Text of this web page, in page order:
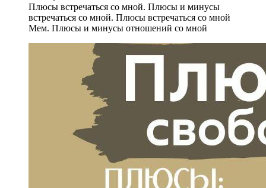
Плюсы встречаться со мной. Плюсы и минусы
встречаться со мной. Плюсы встречаться со мной
Мем. Плюсы и минусы отношений со мной